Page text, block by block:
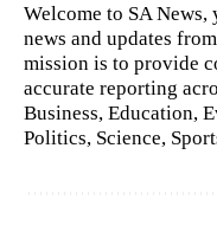
Welcome to SA
news and updates
mission is to provide
accurate reporting
Business, Education,
Politics, Science,